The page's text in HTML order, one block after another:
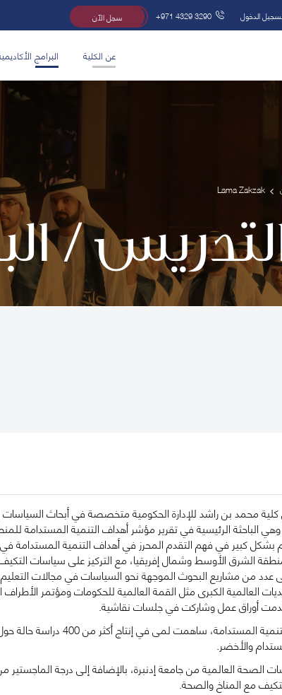
الدخول +971 4329 3290 سجل الآن
عن الكلية البرامج
Lama Zakzak
/
محمد بن راشد للإدارة الحكومية متخصصة في أبحاث السياسات
الباحثة الرئيسية في تقرير مؤشر أهداف التنمية المستدامة
بشكل كبير في فهم التقدم المحرز في أهداف التنمية
الشرق الأوسط وشمال إفريقيا، مع التركيز على سياسات
من مشاريع البحوث الموجهة نحو السياسات في مجالات التعليم
العالمية الكبرى مثل القمة العالمية للحكومات ومؤتمر
أوراق عمل وشاركت في جلسات نقاشية.
بالإضافة إلى عملها في مجال
والأخضر.
العالمية من جامعة إدنبرة، بالإضافة إلى درجة الماجستير
مع المناخ والصحة.